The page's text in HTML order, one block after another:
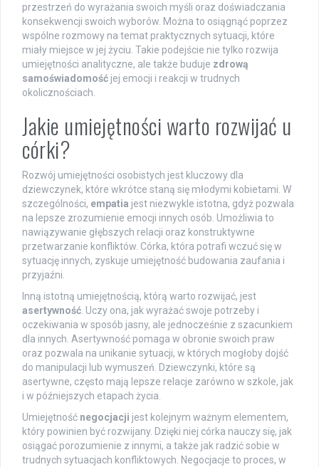
przestrzeń do wyrażania swoich myśli oraz doświadczania
konsekwencji swoich wyborów. Można to osiągnąć poprzez
wspólne rozmowy na temat praktycznych sytuacji, które
miały miejsce w jej życiu. Takie podejście nie tylko rozwija
umiejętności analityczne, ale także buduje zdrową
samoświadomość jej emocji i reakcji w trudnych
okolicznościach.
Jakie umiejętności warto rozwijać u
córki?
Rozwój umiejętności osobistych jest kluczowy dla
dziewczynek, które wkrótce staną się młodymi kobietami. W
szczególności, empatia jest niezwykle istotna, gdyż pozwala
na lepsze zrozumienie emocji innych osób. Umożliwia to
nawiązywanie głębszych relacji oraz konstruktywne
przetwarzanie konfliktów. Córka, która potrafi wczuć się w
sytuację innych, zyskuje umiejętność budowania zaufania i
przyjaźni.
Inną istotną umiejętnością, którą warto rozwijać, jest
asertywność . Uczy ona, jak wyrażać swoje potrzeby i
oczekiwania w sposób jasny, ale jednocześnie z szacunkiem
dla innych. Asertywność pomaga w obronie swoich praw
oraz pozwala na unikanie sytuacji, w których mogłoby dojść
do manipulacji lub wymuszeń. Dziewczynki, które są
asertywne, często mają lepsze relacje zarówno w szkole, jak
i w późniejszych etapach życia.
Umiejętność negocjacji jest kolejnym ważnym elementem,
który powinien być rozwijany. Dzięki niej córka nauczy się, jak
osiągać porozumienie z innymi, a także jak radzić sobie w
trudnych sytuacjach konfliktowych. Negocjacje to proces, w